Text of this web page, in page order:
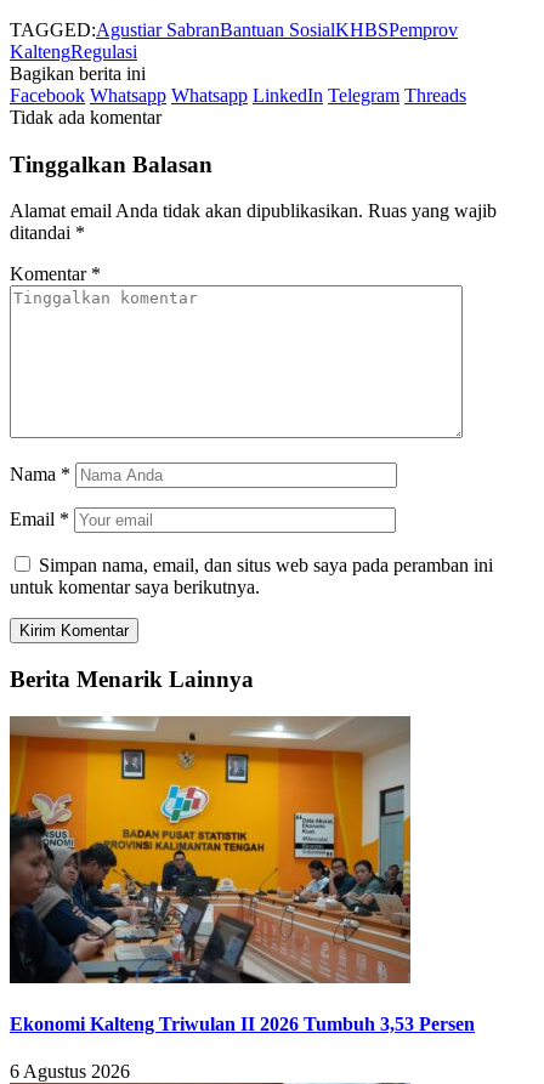
TAGGED:Agustiar SabranBantuan SosialKHBSPemprov
KaltengRegulasi
Bagikan berita ini
Facebook Whatsapp Whatsapp LinkedIn Telegram Threads
Tidak ada komentar
Tinggalkan Balasan
Alamat email Anda tidak akan dipublikasikan. Ruas yang wajib
ditandai *
Komentar *
Nama *
Email *
Simpan nama, email, dan situs web saya pada peramban ini
untuk komentar saya berikutnya.
Berita Menarik Lainnya
Ekonomi Kalteng Triwulan II 2026 Tumbuh 3,53 Persen
6 Agustus 2026